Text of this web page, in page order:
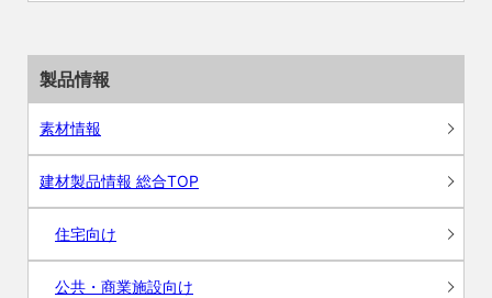
製品情報
素材情報
建材製品情報 総合TOP
住宅向け
公共・商業施設向け